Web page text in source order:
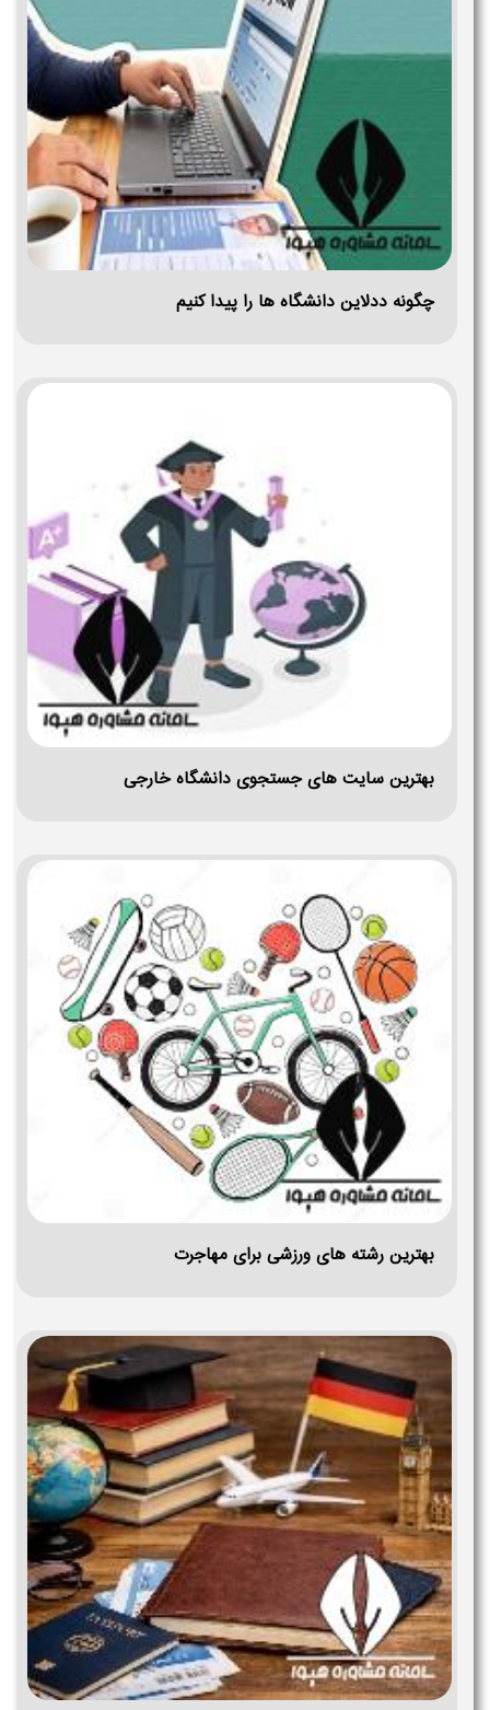
چگونه ددلاین دانشگاه ها را پیدا کنیم
بهترین سایت های جستجوی دانشگاه خارجی
بهترین رشته های ورزشی برای مهاجرت